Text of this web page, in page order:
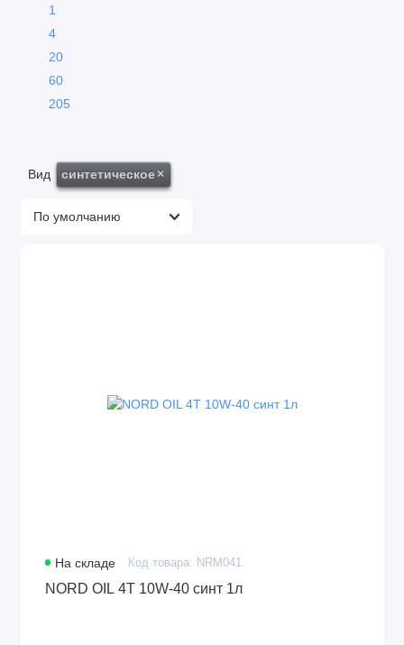
1
4
20
60
205
Вид синтетическое ×
На складе Код товара: NRM041
NORD OIL 4Т 10W-40 синт 1л